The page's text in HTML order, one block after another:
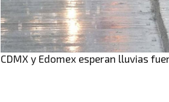
CDMX y Edomex esperan lluvias